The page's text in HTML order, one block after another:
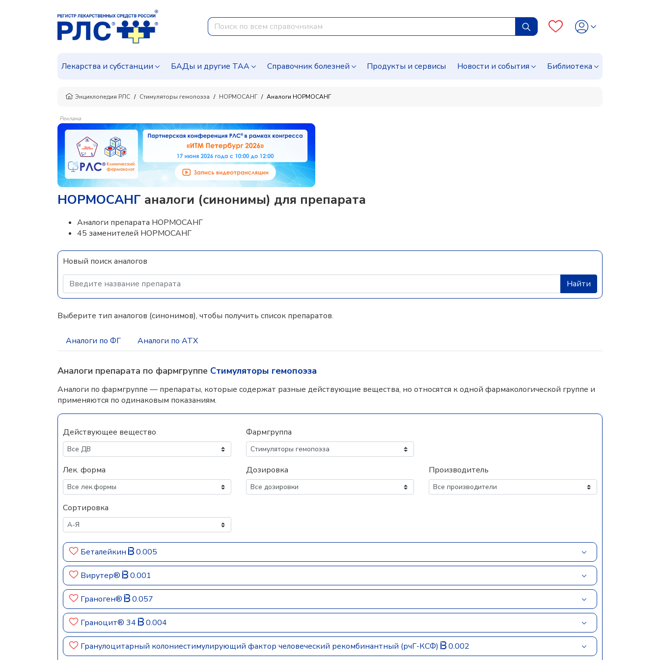
Лекарства и субстанции БАДы и другие ТАА Справочник болезней Продукты и сервисы Новости и события Библиотека
Энциклопедия РЛС Стимуляторы гемопоэза НОРМОСАНГ Аналоги НОРМОСАНГ
Реклама
НОРМОСАНГ аналоги (синонимы) для препарата
Аналоги препарата НОРМОСАНГ
45 заменителей НОРМОСАНГ
Новый поиск аналогов
Найти
Выберите тип аналогов (синонимов), чтобы получить список препаратов.
Аналоги по ФГ Аналоги по АТХ
Аналоги препарата по фармгруппе Стимуляторы гемопоэза
Аналоги по фармгруппе — препараты, которые содержат разные действующие вещества, но относятся к одной фармакологической группе и
применяются по одинаковым показаниям.
Действующее вещество Фармгруппа
Лек. форма Дозировка Производитель
Сортировка
Беталейкин 0.005
Вирутер® 0.001
Граноген® 0.057
Граноцит® 34 0.004
Гранулоцитарный колониестимулирующий фактор человеческий рекомбинантный (рчГ-КСФ) 0.002